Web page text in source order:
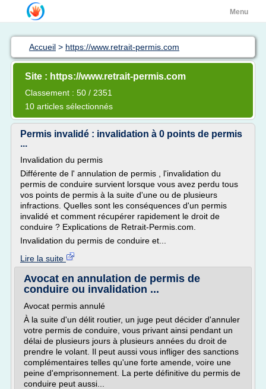
Menu
Accueil > https://www.retrait-permis.com
Site : https://www.retrait-permis.com
Classement : 50 / 2351
10 articles sélectionnés
Permis invalidé : invalidation à 0 points de permis
...
Invalidation du permis
Différente de l' annulation de permis , l'invalidation du
permis de conduire survient lorsque vous avez perdu tous
vos points de permis à la suite d'une ou de plusieurs
infractions. Quelles sont les conséquences d'un permis
invalidé et comment récupérer rapidement le droit de
conduire ? Explications de Retrait-Permis.com.
Invalidation du permis de conduire et...
Lire la suite
Avocat en annulation de permis de
conduire ou invalidation ...
Avocat permis annulé
À la suite d'un délit routier, un juge peut décider d'annuler
votre permis de conduire, vous privant ainsi pendant un
délai de plusieurs jours à plusieurs années du droit de
prendre le volant. Il peut aussi vous infliger des sanctions
complémentaires telles qu'une forte amende, voire une
peine d'emprisonnement. La perte définitive du permis de
conduire peut aussi...